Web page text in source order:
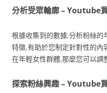
分析受眾輪廓 – Youtube
根據收集到的數據,分析粉絲
特徵,有助於您制定針對性的
在年輕女性群體,那麼您可以調
探索粉絲興趣 – Youtube